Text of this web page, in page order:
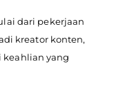
dari pekerjaan
kreator konten,
keahlian yang